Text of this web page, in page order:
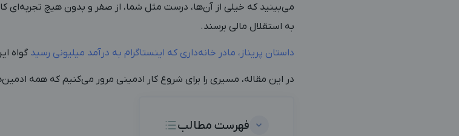
می‌بینید که خیلی از آن‌ها، درست مثل شما، از صفر و بدون هیچ تجربه‌ای
به استقلال مالی برسند.
داستان پریناز، مادر خانه‌داری که اینستاگرام به درآمد میلیونی رسید گواه
در این مقاله،‌ مسیری را برای شروع کار ادمینی مرور می‌کنیم که همه
فهرست مطالب